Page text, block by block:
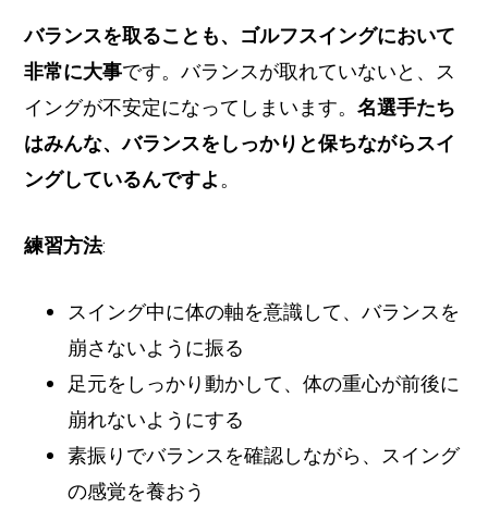
バランスを取ることも、ゴルフスイングにおいて
非常に大事です。バランスが取れていないと、ス
イングが不安定になってしまいます。名選手たち
はみんな、バランスをしっかりと保ちながらスイ
ングしているんですよ。
練習方法:
スイング中に体の軸を意識して、バランスを
崩さないように振る
足元をしっかり動かして、体の重心が前後に
崩れないようにする
素振りでバランスを確認しながら、スイング
の感覚を養おう